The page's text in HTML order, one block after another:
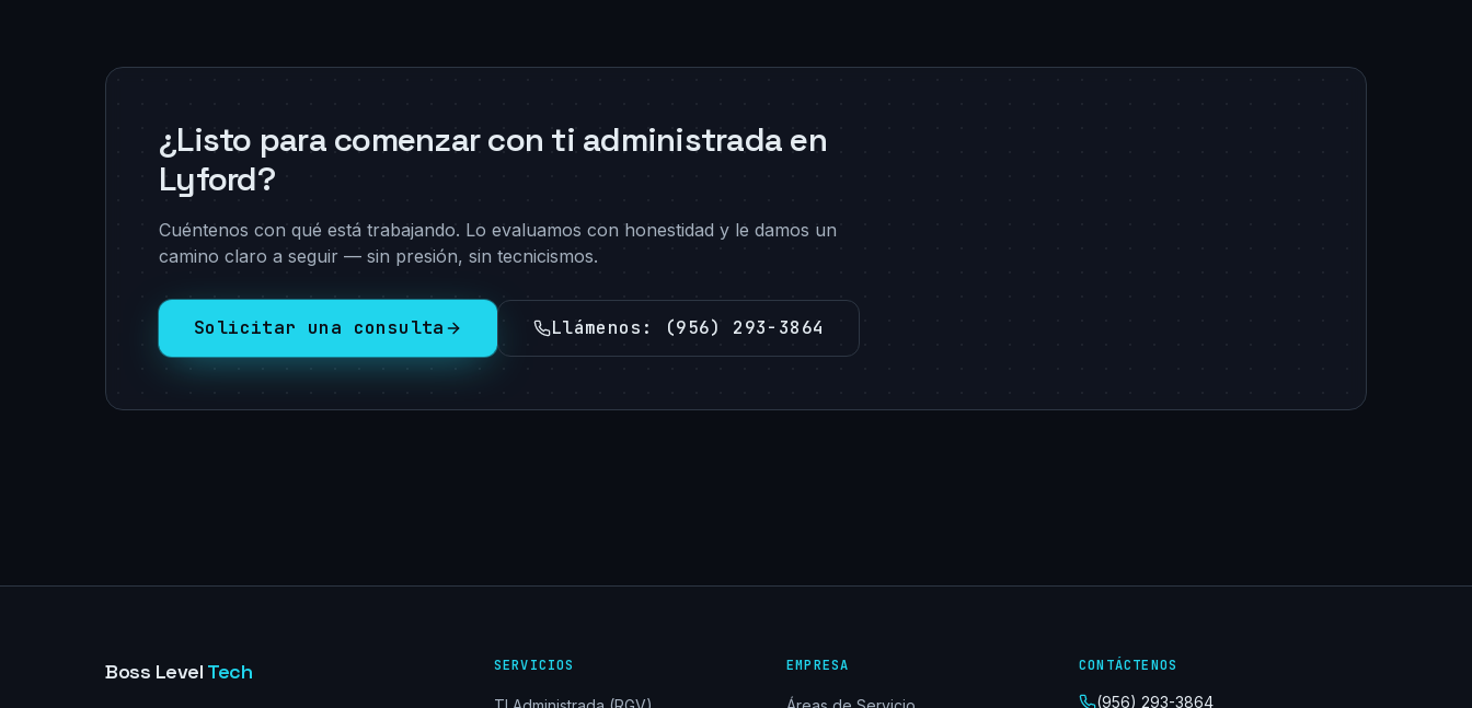
¿Listo para comenzar con ti administrada en
Lyford?
Cuéntenos con qué está trabajando. Lo evaluamos con honestidad y le damos un
camino claro a seguir — sin presión, sin tecnicismos.
Solicitar una consulta Llámenos : (956) 293-3864
Boss Level Tech SERVICIOS EMPRESA CONTÁCTENOS
(956) 293-3864